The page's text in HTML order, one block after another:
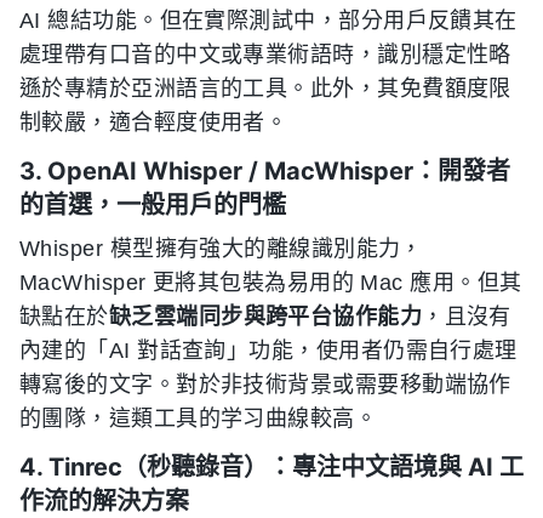
AI 總結功能。但在實際測試中，部分用戶反饋其在
處理帶有口音的中文或專業術語時，識別穩定性略
遜於專精於亞洲語言的工具。此外，其免費額度限
制較嚴，適合輕度使用者。
3. OpenAI Whisper / MacWhisper：開發者
的首選，一般用戶的門檻
Whisper 模型擁有強大的離線識別能力，
MacWhisper 更將其包裝為易用的 Mac 應用。但其
缺點在於缺乏雲端同步與跨平台協作能力 ，且沒有
內建的「AI 對話查詢」功能，使用者仍需自行處理
轉寫後的文字。對於非技術背景或需要移動端協作
的團隊，這類工具的学习曲線較高。
4. Tinrec（秒聽錄音）：專注中文語境與 AI 工
作流的解決方案